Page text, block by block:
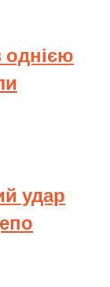
однією
удар